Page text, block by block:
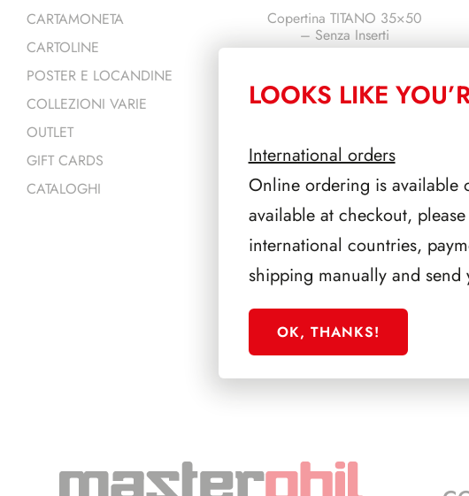
Copertina TITANO 35×50
– Senza Inserti
VITI Opzionali
CARTAMONETA
CARTOLINE
POSTER E LOCANDINE
COLLEZIONI VARIE
OUTLET
GIFT CARDS
CATALOGHI
LOOKS LIKE
International orders
Online ordering is available
available at checkout,
international countries,
shipping manually and
OK, THANKS!